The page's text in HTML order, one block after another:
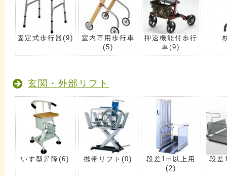
固定式歩行器 (9)
室内専用歩行車
(5)
抑速機能付歩行
車(9)
玄関・外部リフト
いす型昇降(6) 携帯リフト(0)
段差1m以上用
(2)
段差